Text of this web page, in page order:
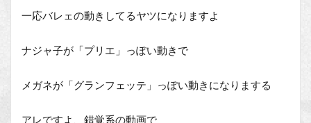
一応バレェの動きしてるヤツになりますよ
ナジャ子が「プリエ」っぽい動きで
メガネが「グランフェッテ」っぽい動きになりまする
アレですよ、錯覚系の動画で